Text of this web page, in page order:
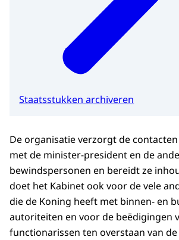
Staatsstukken archiveren
De organisatie verzorgt de
met de minister-president en de
bewindspersonen en bereidt ze
doet het Kabinet ook voor de vele
die de Koning heeft met binnen- en
autoriteiten en voor de beëdigingen
functionarissen ten overstaan van